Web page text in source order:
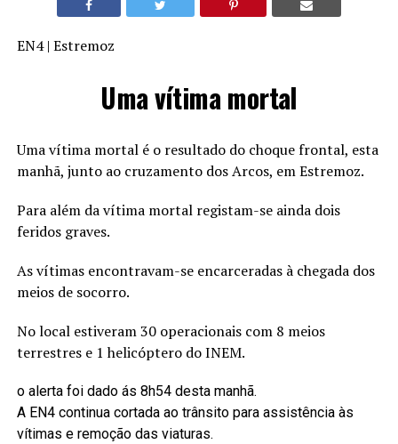
EN4 | Estremoz
Uma vítima mortal
Uma vítima mortal é o resultado do choque frontal, esta
manhã, junto ao cruzamento dos Arcos, em Estremoz.
Para além da vítima mortal registam-se ainda dois
feridos graves.
As vítimas encontravam-se encarceradas à chegada dos
meios de socorro.
No local estiveram 30 operacionais com 8 meios
terrestres e 1 helicóptero do INEM.
o alerta foi dado ás 8h54 desta manhã.
A EN4 continua cortada ao trânsito para assistência às
vítimas e remoção das viaturas.